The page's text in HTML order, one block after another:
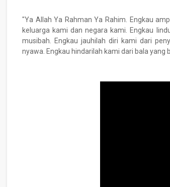
"Ya Allah Ya Rahman Ya Rahim. Engkau
keluarga kami dan negara kami. Engkau
musibah. Engkau jauhilah diri kami dari
nyawa. Engkau hindarilah kami dari bala yang